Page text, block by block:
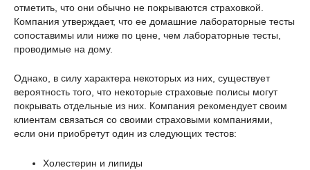
отметить, что они обычно не покрываются страховкой.
Компания утверждает, что ее домашние лабораторные тесты
сопоставимы или ниже по цене, чем лабораторные тесты,
проводимые на дому.
Однако, в силу характера некоторых из них, существует
вероятность того, что некоторые страховые полисы могут
покрывать отдельные из них. Компания рекомендует своим
клиентам связаться со своими страховыми компаниями,
если они приобретут один из следующих тестов:
Холестерин и липиды